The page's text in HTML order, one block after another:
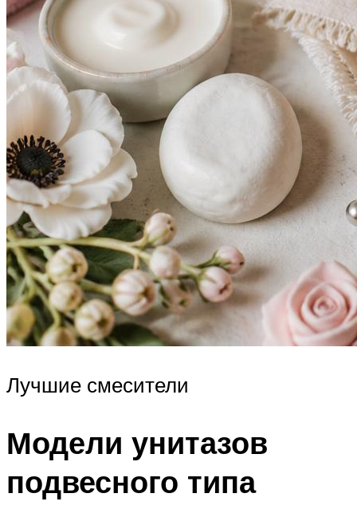
Лучшие смесители
Модели унитазов
подвесного типа